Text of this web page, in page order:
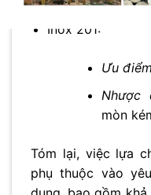
Inox 201:
Ưu
Nhược
mòn
Tóm lại, việc lựa
phụ thuộc vào